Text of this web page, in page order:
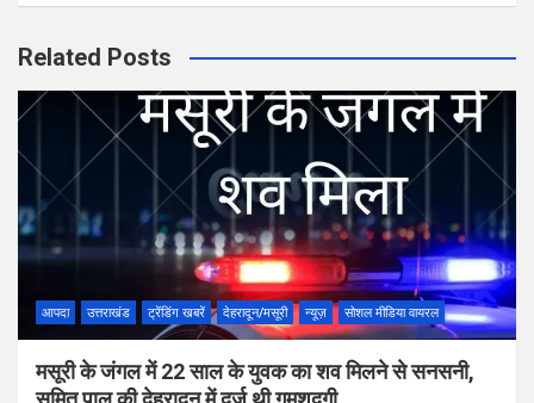
Related Posts
आपदा उत्तराखंड ट्रेंडिंग खबरें देहरादून/मसूरी न्यूज़ सोशल मीडिया वायरल
मसूरी के जंगल में 22 साल के युवक का शव मिलने से सनसनी,